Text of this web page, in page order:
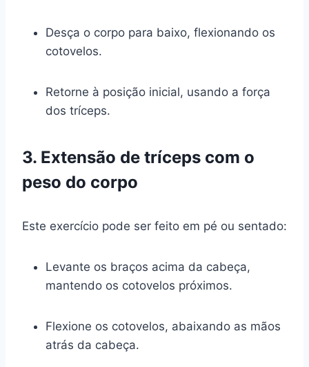
Desça o corpo para baixo, flexionando os
cotovelos.
Retorne à posição inicial, usando a força
dos tríceps.
3. Extensão de tríceps com o
peso do corpo
Este exercício pode ser feito em pé ou sentado:
Levante os braços acima da cabeça,
mantendo os cotovelos próximos.
Flexione os cotovelos, abaixando as mãos
atrás da cabeça.